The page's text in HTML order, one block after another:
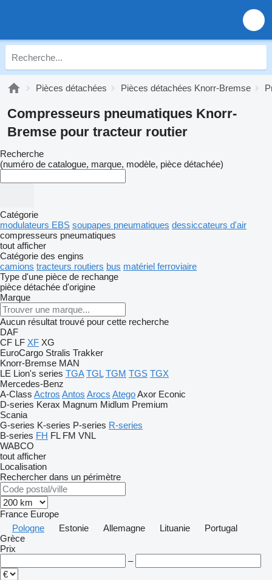
Pièces détachées Pièces détachées Knorr-Bremse
Compresseurs pneumatiques Knorr-
Bremse pour tracteur routier
Recherche
(numéro de catalogue, marque, modèle, pièce détachée)
Catégorie
modulateurs EBS soupapes pneumatiques dessiccateurs d'air
compresseurs pneumatiques
tout afficher
Catégorie des engins
camions tracteurs routiers bus matériel ferroviaire
Type d'une pièce de rechange
pièce détachée d'origine
Marque
Aucun résultat trouvé pour cette recherche
DAF
CF LF XF XG
EuroCargo Stralis Trakker
Knorr-Bremse MAN
LE Lion's series TGA TGL TGM TGS TGX
Mercedes-Benz
A-Class Actros Antos Arocs AtegoAxor Econic
D-series Kerax Magnum Midlum Premium
Scania
G-series K-series P-series R-series
B-series FH FL FM VNL
WABCO
tout afficher
Localisation
Rechercher dans un périmètre
France Europe
Pologne
Estonie Allemagne Lituanie
Portugal
Grèce
Prix
–